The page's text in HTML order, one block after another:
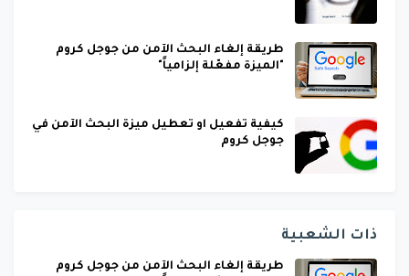
طريقة إلغاء البحث الآمن من جوجل كروم
"الميزة مفعّلة إلزامياً"
كيفية تفعيل او تعطيل ميزة البحث الآمن في
جوجل كروم
ذات الشعبية
طريقة إلغاء البحث الآمن من جوجل كروم